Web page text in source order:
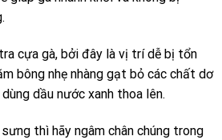
cựa gà, bởi đây là vị trí dễ bị tổn
bông nhẹ nhàng gạt bỏ các chất dơ
dầu nước xanh thoa lên.
thì hãy ngâm chân chúng trong